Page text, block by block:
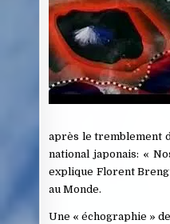
après le tremblement
national japonais: «
explique Florent
au Monde.
Une « échographie »